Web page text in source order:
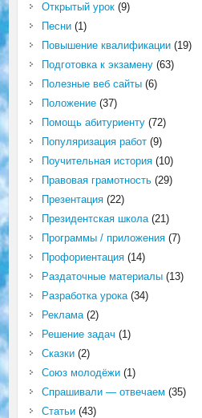
Открытый урок(9)
Песни(1)
Повышение квалификации(19)
Подготовка к экзамену(63)
Полезные веб сайты(6)
Положение(37)
Помощь абитуриенту(72)
Популяризация работ(9)
Поучительная история(10)
Правовая грамотность(29)
Презентация(22)
Президентская школа(21)
Программы / приложения(7)
Профориентация(14)
Раздаточные материалы(13)
Разработка урока(34)
Реклама(2)
Решение задач (1)
Сказки(2)
Союз молодёжи(1)
Спрашивали — отвечаем (35)
Статьи(43)